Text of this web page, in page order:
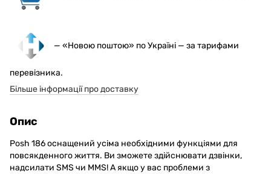
— «Новою поштою» по Україні — за тарифами
перевізника.
Більше інформації про доставку
Опис
Posh 186 оснащений усіма необхідними функціями для
повсякденного життя. Ви зможете здійснювати дзвінки,
надсилати SMS чи MMS! А якщо у вас проблеми з